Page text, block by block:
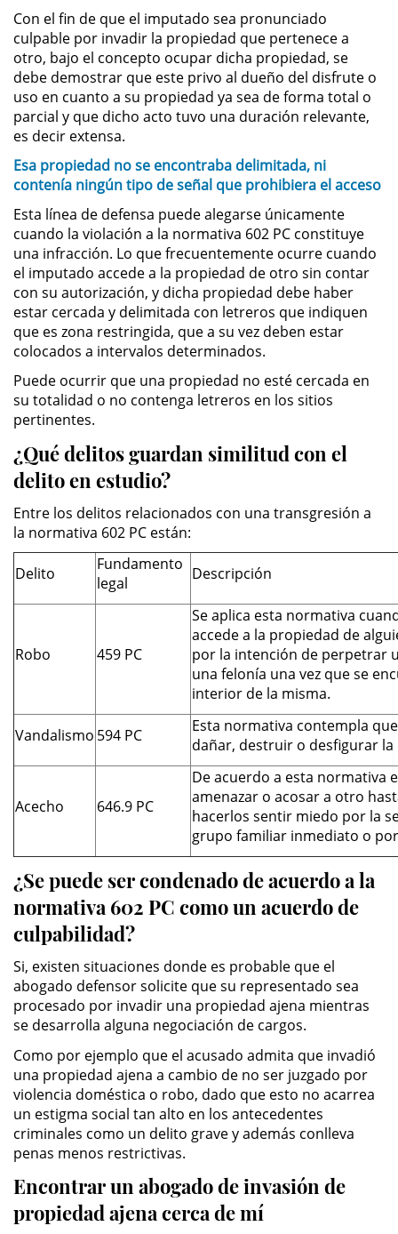
Restraining Orders
Temporary Restraining Order
Revenge Porn
Stalking
Violation of a Restraining Order
Driving Crimes
Carjacking
Driving with a Suspended License
Evading a Police Officer
Hit and Run
Vehicular Manslaughter
Drug Crimes
California Marijuana Laws
Manufacturing Drugs
Possession Of A Controlled
Possession of a Controlled
Substance for Sale
Possession of Drug Paraphernalia
Possession of Marijuana for Sale
Possession of Methamphetamine
Pre-Trial Diversion for Drug Crimes
Prop 36
Transportation for Sale of a
DUI
2nd Offense DUI
DMV Administrative Hearing
DUI Causing Injury
Driving Under the Influence of a
Drug (DUID)
Con el fin de que el imputado sea pronunciado
culpable por invadir la propiedad que pertenece a
otro, bajo el concepto ocupar dicha propiedad, se
debe demostrar que este privo al dueño del disfrute o
uso en cuanto a su propiedad ya sea de forma total o
parcial y que dicho acto tuvo una duración relevante,
es decir extensa.
Esa propiedad no se encontraba delimitada, ni
contenía ningún tipo de señal que prohibiera el acceso
Esta línea de defensa puede alegarse únicamente
cuando la violación a la normativa 602 PC constituye
una infracción. Lo que frecuentemente ocurre cuando
el imputado accede a la propiedad de otro sin contar
con su autorización, y dicha propiedad debe haber
estar cercada y delimitada con letreros que indiquen
que es zona restringida, que a su vez deben estar
colocados a intervalos determinados.
Puede ocurrir que una propiedad no esté cercada en
su totalidad o no contenga letreros en los sitios
pertinentes.
¿Qué delitos guardan similitud con el
delito en estudio?
Entre los delitos relacionados con una transgresión a
la normativa 602 PC están:
Delito
Fundamento
legal
Descripción
Robo 459 PC
Se aplica esta normativa
accede a la propiedad de
por la intención de perpetrar
una felonía una vez que se
interior de la misma.
Vandalismo 594 PC
Esta normativa contempla
dañar, destruir o desfigurar
Acecho 646.9 PC
De acuerdo a esta normativa
amenazar o acosar a otro
hacerlos sentir miedo por la
grupo familiar inmediato o
¿Se puede ser condenado de acuerdo a la
normativa 602 PC como un acuerdo de
culpabilidad?
Si, existen situaciones donde es probable que el
abogado defensor solicite que su representado sea
procesado por invadir una propiedad ajena mientras
se desarrolla alguna negociación de cargos.
Como por ejemplo que el acusado admita que invadió
una propiedad ajena a cambio de no ser juzgado por
violencia doméstica o robo, dado que esto no acarrea
un estigma social tan alto en los antecedentes
criminales como un delito grave y además conlleva
penas menos restrictivas.
Encontrar un abogado de invasión de
propiedad ajena cerca de mí